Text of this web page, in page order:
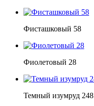
Фисташковый 58
Фиолетовый 28
Темный изумруд 248